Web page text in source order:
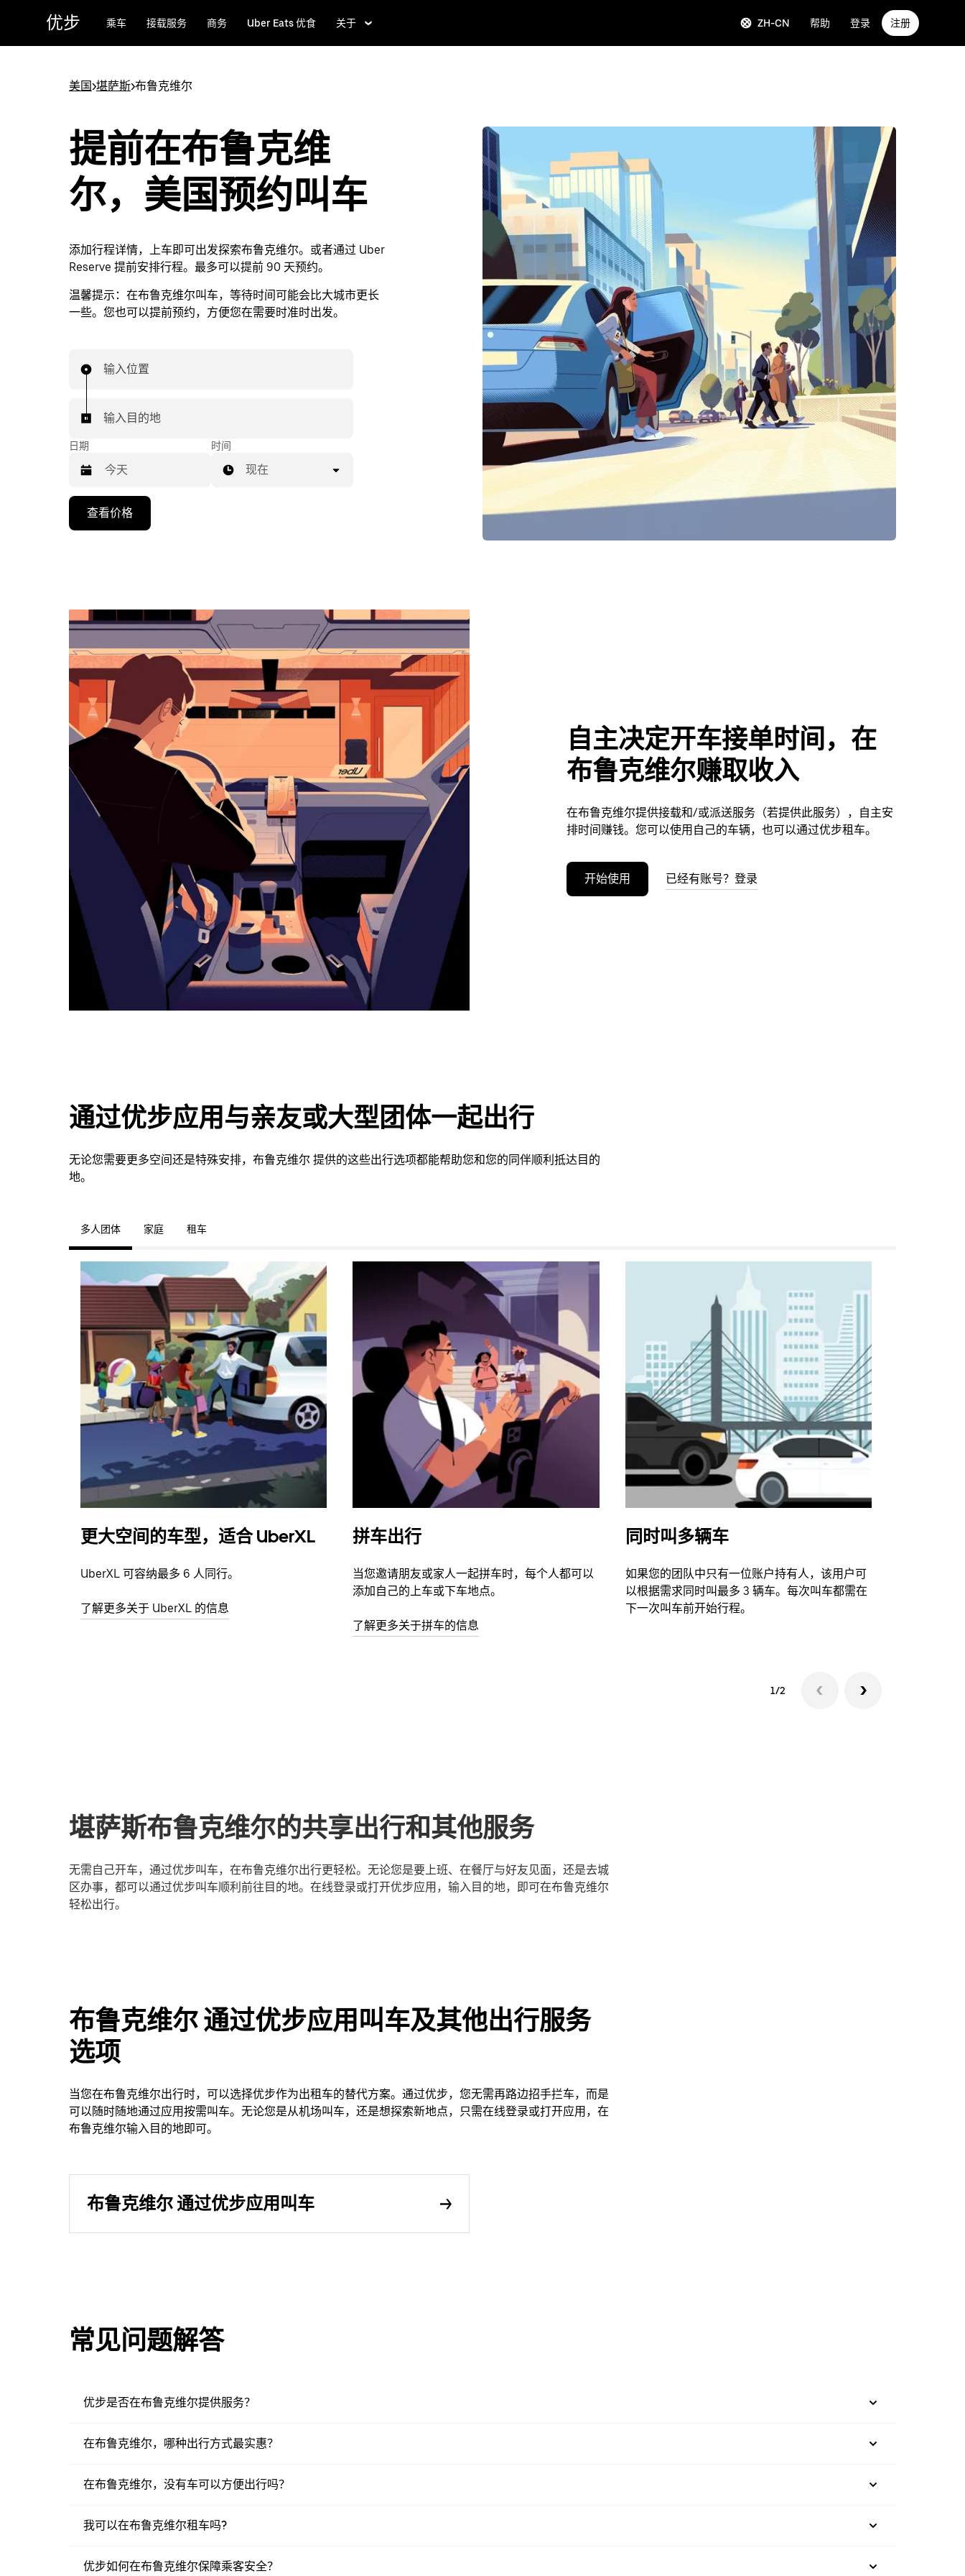
优步 乘车 接载服务 商务 Uber Eats 优食 关于 ZH-CN 帮助 登录 注册
美国>堪萨斯>布鲁克维尔
提前在布鲁克维
尔，美国预约叫车
添加行程详情，上车即可出发探索布鲁克维尔。或者通过 Uber
Reserve 提前安排行程。最多可以提前 90 天预约。
温馨提示： 在布鲁克维尔叫车，等待时间可能会比大城市更长
一些。您也可以提前预约，方便您在需要时准时出发。
输入位置
输入目的地
日期
向
可
浏
览
日
历
择
期。
按
关
闭
日
历。
时间
现在
查看价格
自主决定开车接单时间，在
布鲁克维尔赚取收入
在布鲁克维尔提供接载和/或派送服务（若提供此服务），自主安
排时间赚钱。您可以使用自己的车辆，也可以通过优步租车。
开始使用 已经有账号？登录
通过优步应用与亲友或大型团体一起出行
无论您需要更多空间还是特殊安排，布鲁克维尔 提供的这些出行选项都能帮助您和您的同伴顺利抵达目的
地。
多人团体 家庭 租车
更大空间的车型，适合 UberXL
UberXL 可容纳最多 6 人同行。
了解更多关于 UberXL 的信息
拼车出行
当您邀请朋友或家人一起拼车时，每个人都可以
添加自己的上车或下车地点。
了解更多关于拼车的信息
同时叫多辆车
如果您的团队中只有一位账户持有人，该用户可
以根据需求同时叫最多 3 辆车。每次叫车都需在
下一次叫车前开始行程。
1/2
堪萨斯布鲁克维尔的共享出行和其他服务
无需自己开车，通过优步叫车，在布鲁克维尔出行更轻松。无论您是要上班、在餐厅与好友见面，还是去城
区办事，都可以通过优步叫车顺利前往目的地。在线登录或打开优步应用，输入目的地，即可在布鲁克维尔
轻松出行。
布鲁克维尔 通过优步应用叫车及其他出行服务
选项
当您在布鲁克维尔出行时，可以选择优步作为出租车的替代方案。通过优步，您无需再路边招手拦车，而是
可以随时随地通过应用按需叫车。无论您是从机场叫车，还是想探索新地点，只需在线登录或打开应用，在
布鲁克维尔输入目的地即可。
布鲁克维尔 通过优步应用叫车
常见问题解答
优步是否在布鲁克维尔提供服务？
在布鲁克维尔，哪种出行方式最实惠？
在布鲁克维尔，没有车可以方便出行吗？
我可以在布鲁克维尔租车吗?
优步如何在布鲁克维尔保障乘客安全？